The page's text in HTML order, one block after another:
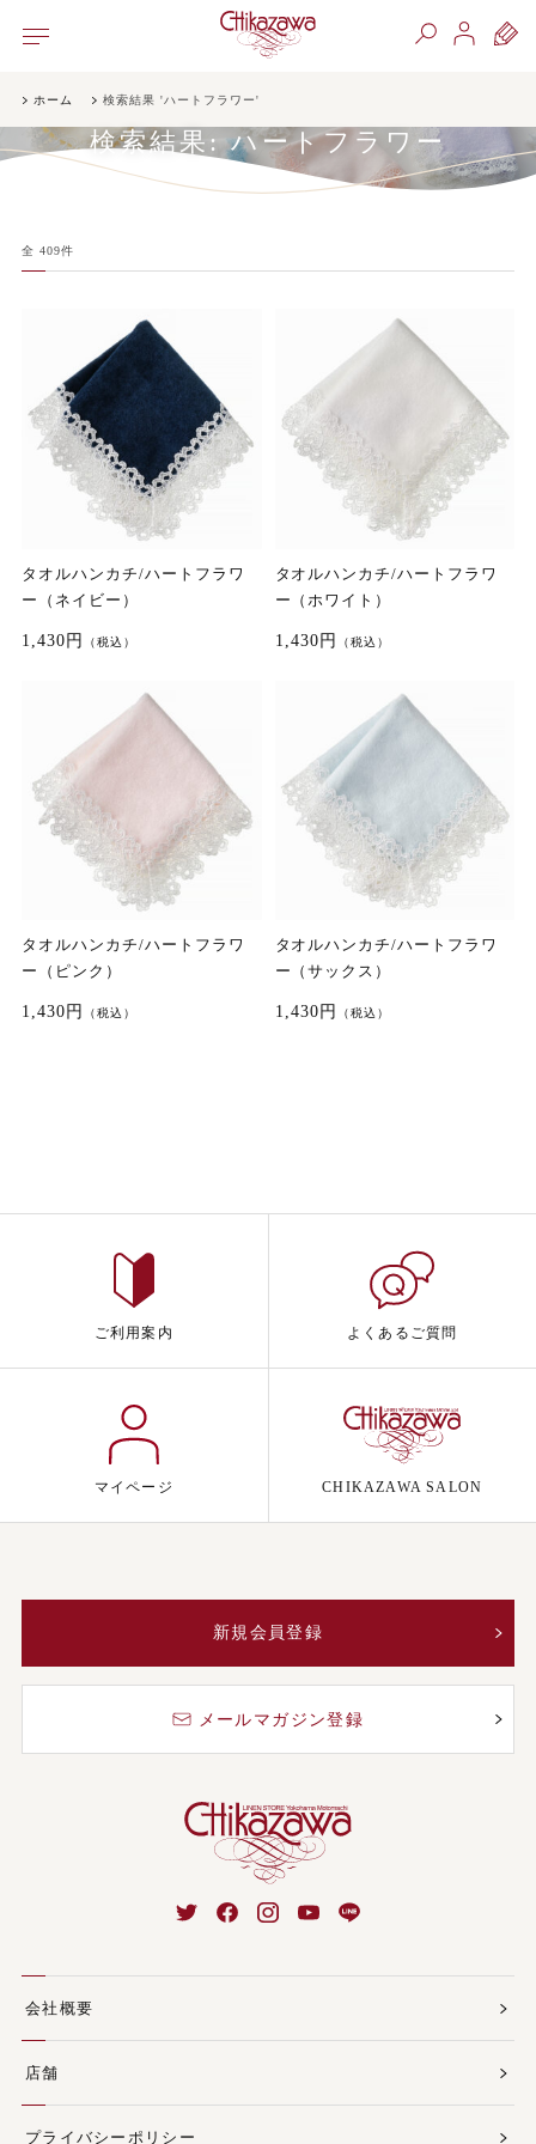
ホーム 検索結果 'ハートフラワー'
検索結果:ハートフラワー
全 409件
タオルハンカチ/ハートフラワ
ー（ネイビー）
1,430円 （税込）
タオルハンカチ/ハートフラワ
ー（ホワイト）
1,430円 （税込）
タオルハンカチ/ハートフラワ
ー（ピンク）
1,430円 （税込）
タオルハンカチ/ハートフラワ
ー（サックス）
1,430円 （税込）
ご利用案内 よくあるご質問
マイページ CHIKAZAWA SALON
新規会員登録
メールマガジン登録
会社概要
店舗
プライバシーポリシー